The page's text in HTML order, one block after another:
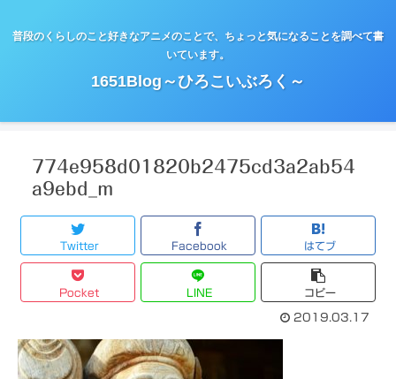
普段のくらしのこと好きなアニメのことで、ちょっと気になることを調べて書
いています。
1651Blog～ひろこいぶろく～
774e958d01820b2475cd3a2ab54
a9ebd_m
Twitter Facebook はてブ
Pocket LINE コピー
2019.03.17